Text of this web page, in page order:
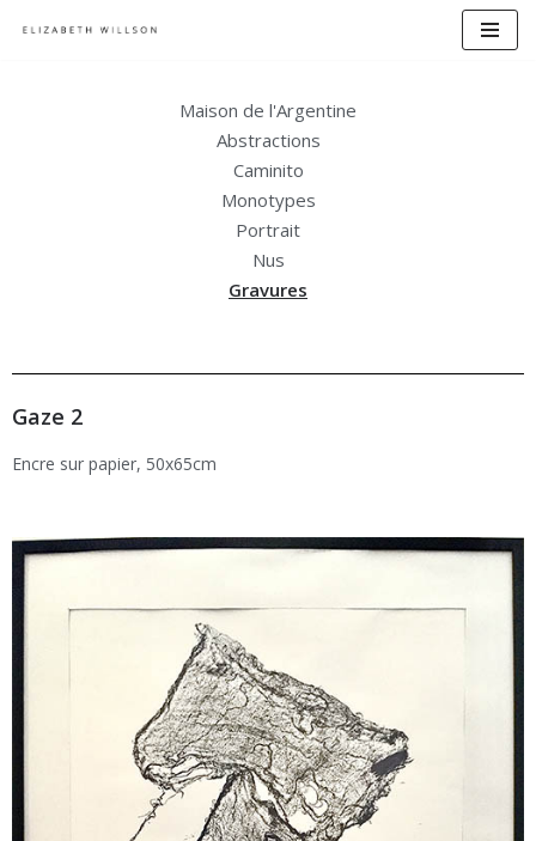
Maison de l'Argentine
Abstractions
Caminito
Monotypes
Portrait
Nus
Gravures
Gaze 2
Encre sur papier, 50x65cm